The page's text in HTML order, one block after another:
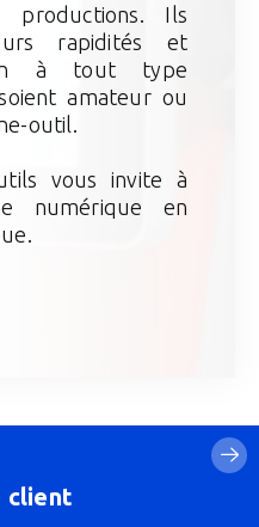
Ils
rapidités et
à tout type
amateur ou
outil.
vous invite à
numérique en
client